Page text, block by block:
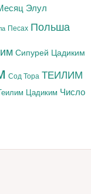
Элул
Песах Польша
Сипурей Цадиким
Сод Тора ТЕИЛИМ
Цадиким Число